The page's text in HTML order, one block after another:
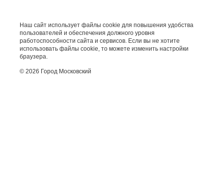
Наш сайт использует файлы cookie для повышения удобства
пользователей и обеспечения должного уровня
работоспособности сайта и сервисов. Если вы не хотите
использовать файлы cookie, то можете изменить настройки
браузера.
© 2026 Город Московский